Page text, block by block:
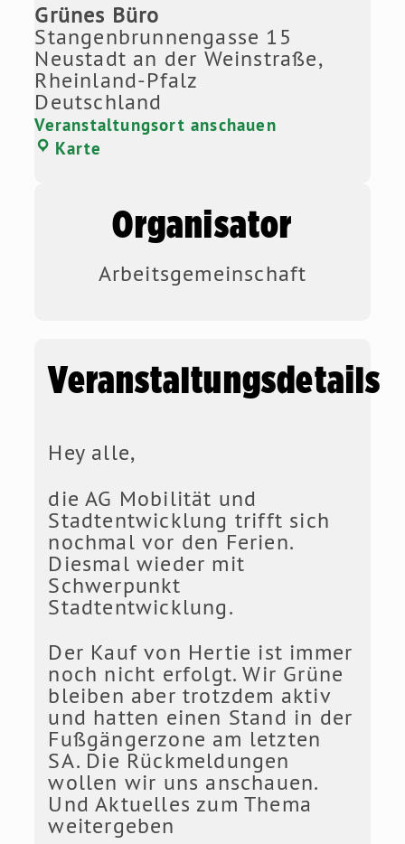
Grünes Büro
Stangenbrunnengasse 15
Neustadt an der Weinstraße,
Rheinland-Pfalz
Deutschland
Veranstaltungsort anschauen
Karte
Organisator
Arbeitsgemeinschaft
Veranstaltungsdetails
Hey alle,
die AG Mobilität und
Stadtentwicklung trifft sich
nochmal vor den Ferien.
Diesmal wieder mit
Schwerpunkt
Stadtentwicklung.
Der Kauf von Hertie ist immer
noch nicht erfolgt. Wir Grüne
bleiben aber trotzdem aktiv
und hatten einen Stand in der
Fußgängerzone am letzten
SA. Die Rückmeldungen
wollen wir uns anschauen.
Und Aktuelles zum Thema
weitergeben